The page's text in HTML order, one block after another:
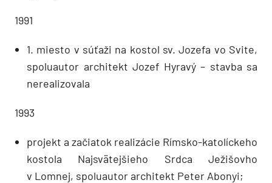
1991
1. miesto v súťaži na kostol sv. Jozefa vo Svite,
spoluautor architekt Jozef Hyravý – stavba sa
nerealizovala
1993
projekt a začiatok realizácie Rímsko-katolíckeho
kostola Najsvätejšieho Srdca Ježišovho
v Lomnej, spoluautor architekt Peter Abonyi;